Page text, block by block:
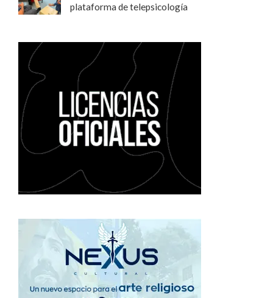
plataforma de telepsicología